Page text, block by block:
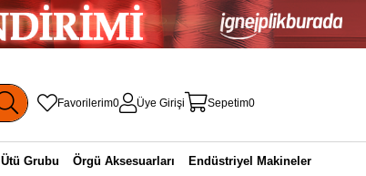
Favorilerim0 Üye Girişi Sepetim0
Ütü Grubu Örgü Aksesuarları Endüstriyel Makineler